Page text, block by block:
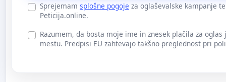
Sprejemam splošne pogoje za oglaševalske kampanje
Peticija.online.
Razumem, da bosta moje ime in znesek plačila za
mestu. Predpisi EU zahtevajo takšno preglednost pri